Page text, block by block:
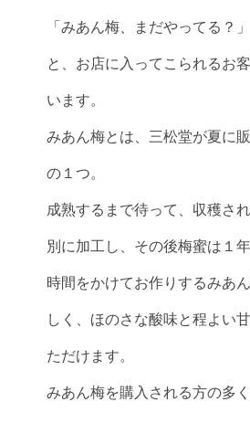
「みあん梅、まだやってる？」
と、お店に入ってこられるお
います。
みあん梅とは、三松堂が夏に
の１つ。
成熟するまで待って、収穫さ
別に加工し、その後梅蜜は１
時間をかけてお作りするみあ
しく、ほのさな酸味と程よい
ただけます。
みあん梅を購入される方の多